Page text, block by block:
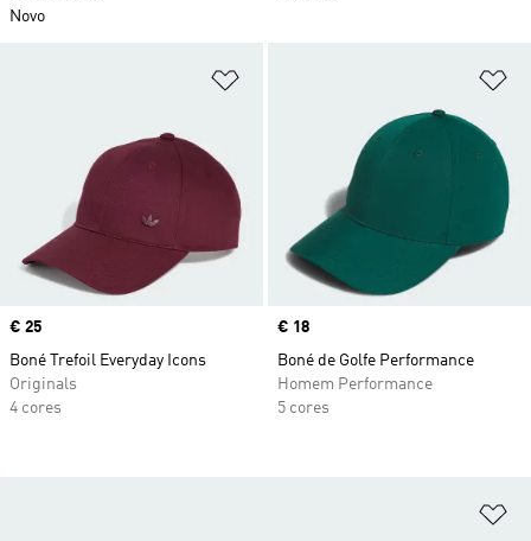
Novo
Price
€ 25
Boné Trefoil Everyday Icons
Originals
4 cores
Price
€ 18
Boné de Golfe Performance
Homem Performance
5 cores